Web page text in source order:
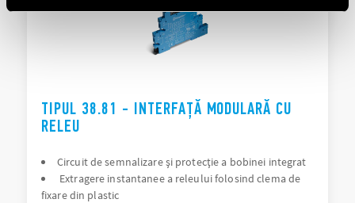
TIPUL 38.81 - INTERFAȚĂ MODULARĂ CU
RELEU
Circuit de semnalizare și protecție a bobinei integrat
Extragere instantanee a releului folosind clema de
fixare din plastic